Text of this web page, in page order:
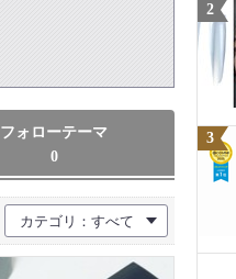
フォローテーマ
0
カテゴリ：すべて